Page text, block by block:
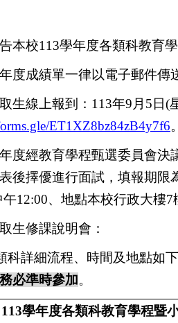
本校113學年度各類科教育
度成績單一律以電子郵件傳
生線上報到： 113年9月 5 日(
ET1XZ8bz84zB4y7f6。
度經教育學程甄選委員會決
後擇優進行面試，填報期限
午12:00、地點本校行政大樓7
生修課說明會：
科詳細流程、時間及地點如
必準時參加。
113學年度各類科教育學程暨